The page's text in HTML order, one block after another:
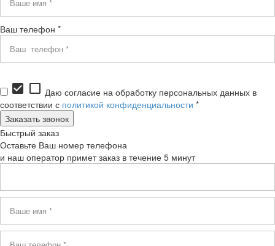
Ваш телефон *
check_box check_box_outline_blank Даю согласие на обработку персональных данных в
соответствии с политикой конфиденциальности *
Быстрый заказ
Оставьте Ваш номер телефона
и наш оператор примет заказ в течение 5 минут